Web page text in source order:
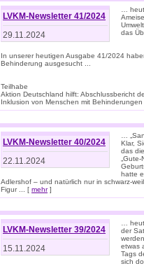
LVKM-Newsletter 41/2024
29.11.2024
…
das
In unserer heutigen Ausgabe 41/2024
Behinderung ausgesucht ...
Teilhabe
Aktion Deutschland hilft: Abschlussbericht
Inklusion von Menschen mit
LVKM-Newsletter 40/2024
22.11.2024
…
Klar,
das
hatte
Adlershof – und natürlich nur in schwarz-
Figur ... [ mehr]
LVKM-Newsletter 39/2024
15.11.2024
…
der
etwas
Tags
sich